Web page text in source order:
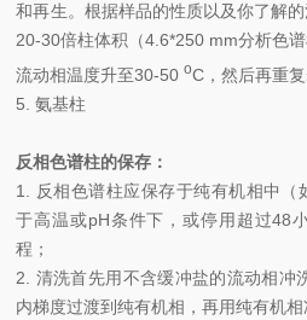
和再生。根据样品的性质以及你了解
20-30倍柱体积（4.6*250 mm分析色
流动相温度升至30-50oC，然后再重复
5.氨基柱
反相色谱柱的保存：
1.
反相色谱柱应保存于纯有机相中（
于高温或pH条件下，或停用超过48
程；
2. 清洗首先用不含缓冲盐的流动相冲
内梯度过渡到纯有机相，再用纯有机相